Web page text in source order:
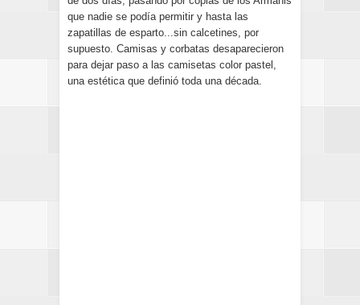
que nadie se podía permitir y hasta las
zapatillas de esparto...sin calcetines, por
supuesto. Camisas y corbatas desaparecieron
para dejar paso a las camisetas color pastel,
una estética que definió toda una década.